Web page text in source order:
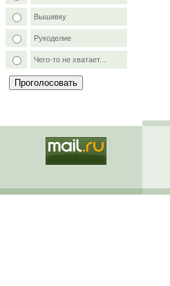
Вышивку
Рукоделие
Чего-то не хватает...